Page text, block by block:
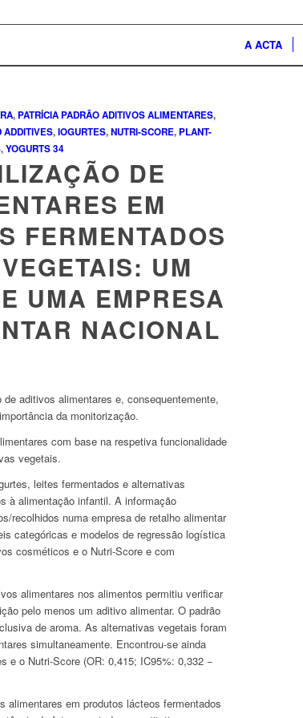
A ACTA
,PATRÍCIA PADRÃOADITIVOS ALIMENTARES,
ADDITIVES,IOGURTES,NUTRI-SCORE,PLANT-
,YOGURTS34
DE
EM
FERMENTADOS
UM
UMA EMPRESA
NACIONAL
aditivos alimentares e, consequentemente,
da monitorização.
com base na respetiva funcionalidade
vegetais.
leites fermentados e alternativas
à alimentação infantil. A informação
recolhidos numa empresa de retalho alimentar
categóricas e modelos de regressão logística
cosméticos e o Nutri-Score e com
alimentares nos alimentos permitiu verificar
pelo menos um aditivo alimentar. O padrão
de aroma. As alternativas vegetais foram
simultaneamente. Encontrou-se ainda
e o Nutri-Score (OR: 0,415; IC95%: 0,332 −
alimentares em produtos lácteos fermentados